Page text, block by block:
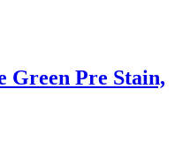
Green Pre Stain,